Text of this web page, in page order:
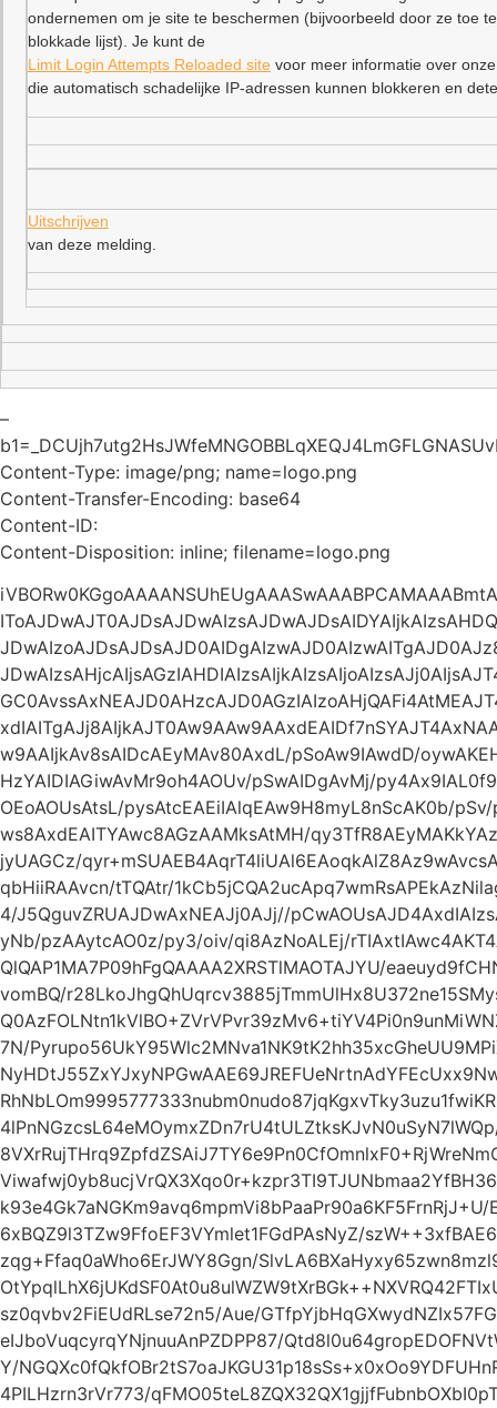
ondernemen om je site te beschermen (bijvoorbeeld door ze toe
blokkade lijst). Je kunt de
Limit Login Attempts Reloaded site voor meer informatie over
die automatisch schadelijke IP-adressen kunnen blokkeren en
Uitschrijven
van deze melding.
–
Content-Type: image/png; name=logo.png
Content-Transfer-Encoding: base64
Content-ID:
Content-Disposition: inline; filename=logo.png
w9AAIjkAv8sAIDcAEyMAv80AxdL/pSoAw9IAwdD/
HzYAIDIAGiwAvMr9oh4AOUv/pSwAIDgAvMj/
OEoAOUsAtsL/pysAtcEAEiIAlqEAw9H8myL8nScAK0b/
ws8AxdEAITYAwc8AGzAAMksAtMH/
jyUAGCz/
qbHiiRAAvcn/tTQAtr/
4/J5QguvZRUAJDwAxNEAJj0AJj//
yNb/pzAAytcAO0z/py3/oiv/qi8AzNoALEj/
QlQAP1MA7P09hFgQAAAA2XRSTlMAOTAJYU/
vomBQ/
7N/
6xBQZ9l3TZw9FfoEF3VYmlet1FGdPAsNyZ/
zqg+Ffaq0aWho6ErJWY8Ggn/
sz0qvbv2FiEUdRLse72n5/Aue/
eIJboVuqcyrqYNjnuuAnPZDPP87/
Y/
4PILHzrn3rVr773/